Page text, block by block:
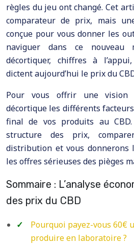
règles du jeu ont changé. Cet
comparateur de prix, mais
conçue pour vous donner les
naviguer dans ce nouveau
décortiquer, chiffres à
dictent aujourd’hui le prix du
Pour vous offrir une vision
décortique les différents
final de vos produits au
structure des prix,
distribution et vous donnerons
les offres sérieuses des pièges
Sommaire : L’analyse
des prix du CBD
Pourquoi payez-vous 60€
produire en laboratoire ?